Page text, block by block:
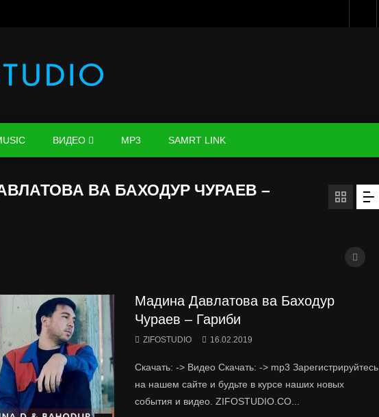
ВИДЕО MP3 SAMRT LINK
ВА БАХОДУР ЧУРАЕВ –
Мадина Давлатова ва Баходур
Чураев – Гариби
ZIFOSTUDIO 16.02.2019
Скачать: -> Видео Скачать: -> mp3 Зарегистрируйтесь
на нашем сайте и будьте в курсе наших новых
события и видео. ZIFOSTUDIO.CO...